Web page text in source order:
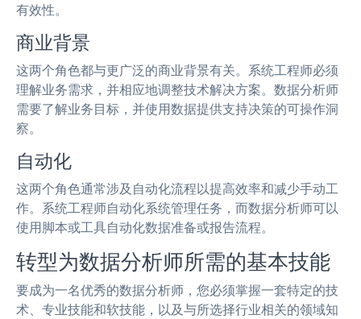
有效性。
商业背景
这两个角色都与更广泛的商业背景有关。系统工程师必须
理解业务需求，并相应地调整技术解决方案。数据分析师
需要了解业务目标，并使用数据提供支持决策的可操作洞
察。
自动化
这两个角色通常涉及自动化流程以提高效率和减少手动工
作。系统工程师自动化系统管理任务，而数据分析师可以
使用脚本或工具自动化数据准备或报告流程。
转型为数据分析师所需的基本技能
要成为一名优秀的数据分析师，您必须掌握一套特定的技
术、专业技能和软技能，以及与所选择行业相关的领域知